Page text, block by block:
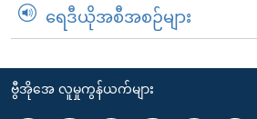
ရေဒီယိုအစီအစဉ်များ
ဗွီအိုအေ လူမှုကွန်ယက်များ